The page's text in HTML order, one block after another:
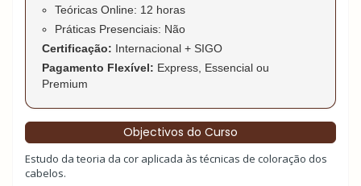
Teóricas Online: 12 horas
Práticas Presenciais: Não
Certificação: Internacional + SIGO
Pagamento Flexível: Express, Essencial ou
Premium
Objectivos do Curso
Estudo da teoria da cor aplicada às técnicas de coloração dos
cabelos.